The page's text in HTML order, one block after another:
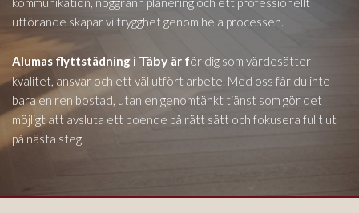
utförande skapar vi trygghet genom hela processen.
Alumas flyttstädning i Täby är för dig som värdesätter
kvalitet, ansvar och ett väl utfört arbete. Med oss får du inte
bara en ren bostad, utan en genomtänkt tjänst som gör det
möjligt att avsluta ett boende på rätt sätt och fokusera fullt ut
på nästa steg.